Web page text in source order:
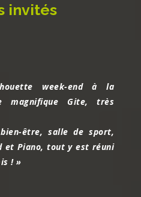
invités
week-end à la
magnifique Gite, très
être, salle de sport,
et Piano, tout y est réuni
! »